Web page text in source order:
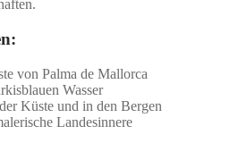
von Palma de Mallorca
Wasser
Küste und in den Bergen
Landesinnere